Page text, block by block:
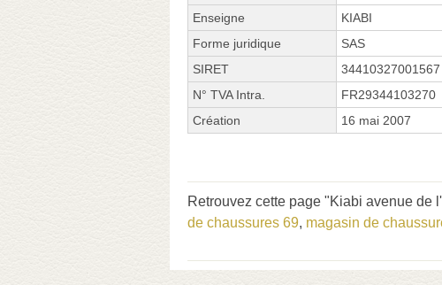
Enseigne
KIABI
Forme juridique
SAS
SIRET
34410327001567
N° TVA Intra.
FR29344103270
Création
16 mai 2007
Retrouvez cette page "Kiabi avenue de
de chaussures 69, magasin de